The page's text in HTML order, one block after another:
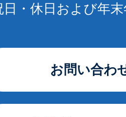
日・休日および年
お問い合わ